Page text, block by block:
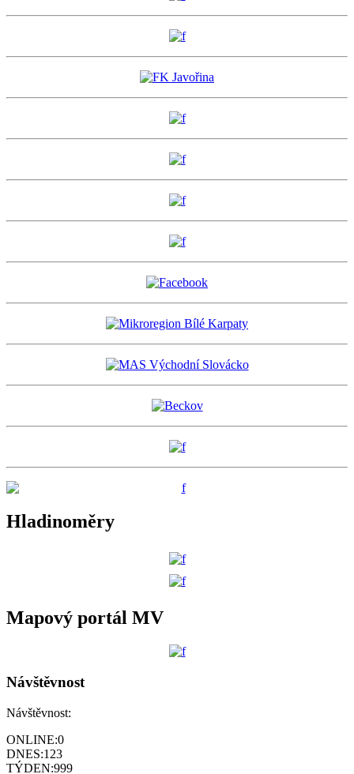
Hladinoměry
Mapový portál MV
Návštěvnost
Návštěvnost:
ONLINE:0
DNES:123
TÝDEN:999